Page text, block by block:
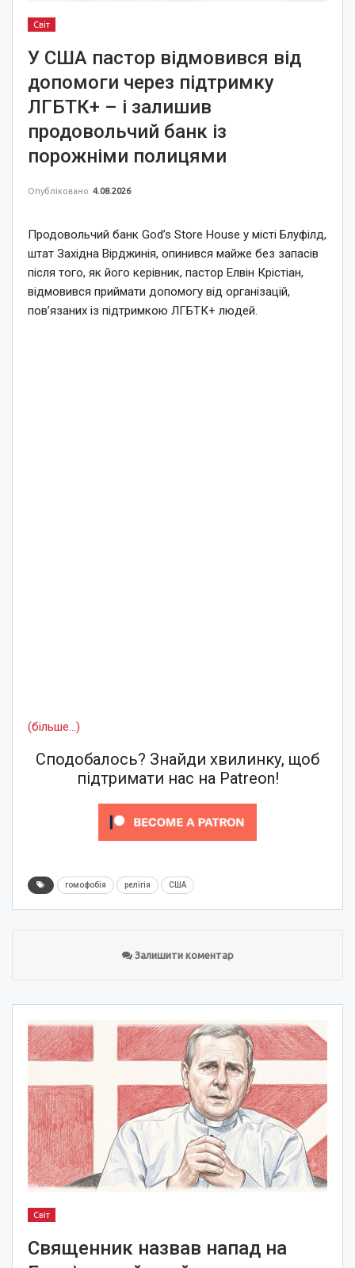
Світ
У США пастор відмовився від
допомоги через підтримку
ЛГБТК+ – і залишив
продовольчий банк із
порожніми полицями
Опубліковано 4.08.2026
Продовольчий банк God’s Store House у місті Блуфілд,
штат Західна Вірджинія, опинився майже без запасів
після того, як його керівник, пастор Елвін Крістіан,
відмовився приймати допомогу від організацій,
пов’язаних із підтримкою ЛГБТК+ людей.
(більше…)
Сподобалось? Знайди хвилинку, щоб
підтримати нас на Patreon!
гомофобія релігія США
Залишити коментар
Світ
Священник назвав напад на